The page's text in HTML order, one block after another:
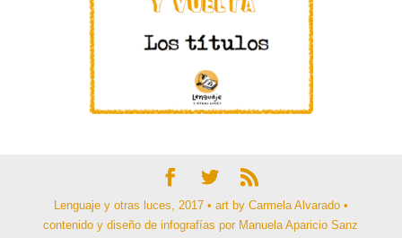
Lenguaje y otras luces, 2017 • art by Carmela Alvarado •
contenido y diseño de infografías por Manuela Aparicio Sanz